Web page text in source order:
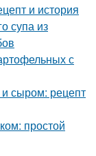
и история
супа из
с
сыром: рецепт
простой